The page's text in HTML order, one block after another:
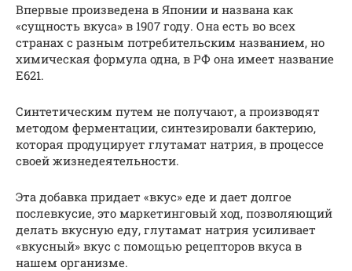
Впервые произведена в Японии и названа как
«сущность вкуса» в 1907 году. Она есть во всех
странах с разным потребительским названием, но
химическая формула одна, в РФ она имеет название
Е621.
Синтетическим путем не получают, а производят
методом ферментации, синтезировали бактерию,
которая продуцирует глутамат натрия, в процессе
своей жизнедеятельности.
Эта добавка придает «вкус» еде и дает долгое
послевкусие, это маркетинговый ход, позволяющий
делать вкусную еду, глутамат натрия усиливает
«вкусный» вкус с помощью рецепторов вкуса в
нашем организме.